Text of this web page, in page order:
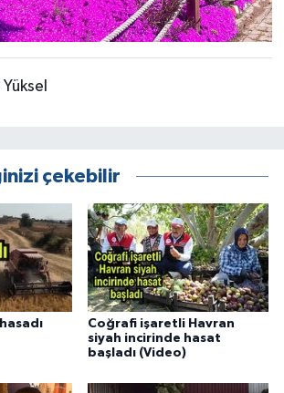
çekebilir
Coğrafi işaretli Havran
siyah incirinde hasat
başladı (Video)